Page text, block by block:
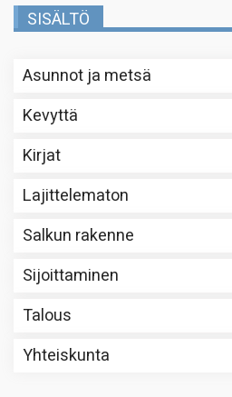
SISÄLTÖ
Asunnot ja metsä
Kevyttä
Kirjat
Lajittelematon
Salkun rakenne
Sijoittaminen
Talous
Yhteiskunta